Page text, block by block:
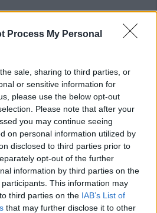
Process My Personal
sale, sharing to third parties, or
or sensitive information for
please use the below opt-out
Please note that after your
you may continue seeing
on personal information utilized by
disclosed to third parties prior to
opt-out of the further
information by third parties on the
participants. This information may
third parties on the IAB’s List of
that may further disclose it to other